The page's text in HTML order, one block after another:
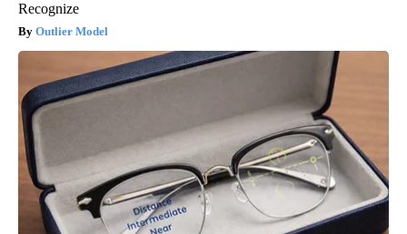
Recognize
Outlier Model